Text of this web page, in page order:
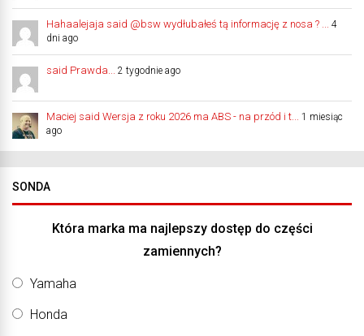
Hahaalejaja said @bsw wydłubałeś tą informację z nosa ? ...
4
dni ago
said Prawda... 2 tygodnie ago
Maciej said Wersja z roku 2026 ma ABS - na przód i t...
1 miesiąc
ago
SONDA
Która marka ma najlepszy dostęp do części
zamiennych?
Yamaha
Honda